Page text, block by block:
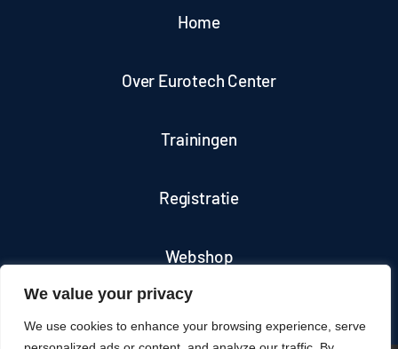
We value your privacy
We use cookies to enhance your browsing experience, serve
Home
Over Eurotech Center
Trainingen
Registratie
Webshop